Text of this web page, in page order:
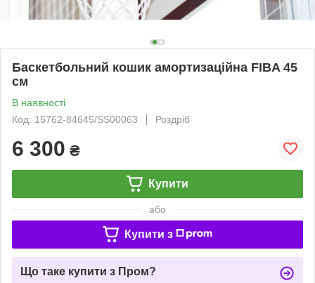
Баскетбольний кошик амортизаційна FIBA 45
см
В наявності
Код: 15762-84645/SS00063
Роздріб
6 300 ₴
Купити
або
Купити з
Що таке купити з Пром?